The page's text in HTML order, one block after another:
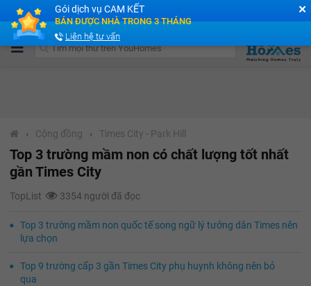
Cộng đồng Môi giới bPRO
› Cộng đồng › Times City - Park Hill
Top 3 trường mầm non có chất lượng tốt nhất
gần Times City
TopList 3354 người đã đọc
Top 3 trường mầm non quốc tế song ngữ lý tưởng dân Times nên
lựa chọn
Top 9 trường cấp 3 gần Times City phụ huynh không nên bỏ
qua
✕
Gói dịch vụ CAM KẾT
BÁN ĐƯỢC NHÀ TRONG 3 THÁNG
Liên hệ tư vấn